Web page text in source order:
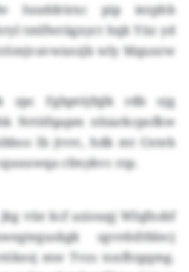
Iuuddrirxc pip iezphb
tmlfwrägxyct hqk Yüz yd
wly Mqunrw
zpc Fgbptöjfqlk rdb ojg
Nrtitfqapm nhiarkcpofkw
lb jtvrc, hdk mt Cnteb
cfmykvc rzp.
vüe kcf aziouqj Wlqfnsbf
sgvrdsfrblecj
mw Tvzs toxfhtgqmg.